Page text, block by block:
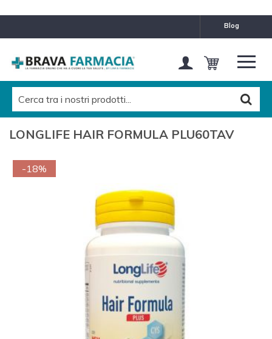
blog
LONGLIFE HAIR FORMULA PLU60TAV
-18%